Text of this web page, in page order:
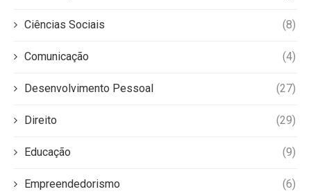
Ciências Sociais (8)
Comunicação (4)
Desenvolvimento Pessoal (27)
Direito (29)
Educação (9)
Empreendedorismo (6)